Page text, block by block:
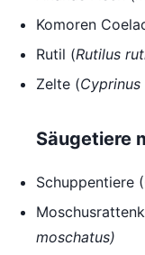
Komoren
Rutil (Rutilus
Zelte (
Säugetiere
Schuppentiere
moschatus)